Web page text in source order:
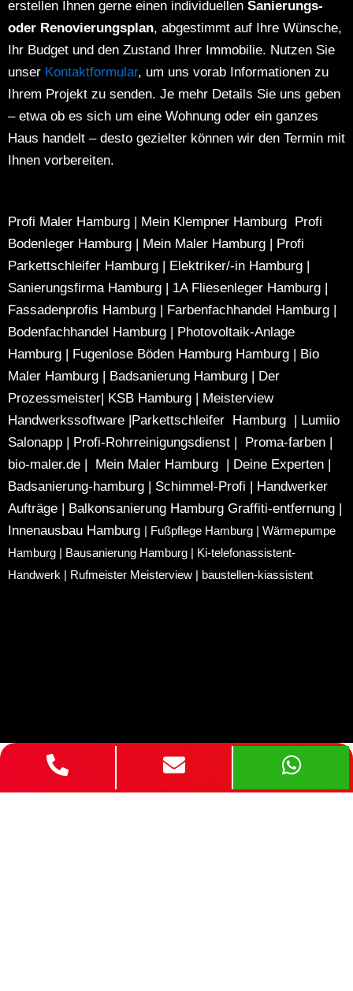
erstellen Ihnen gerne einen individuellen Sanierungs-
oder Renovierungsplan, abgestimmt auf Ihre Wünsche,
Ihr Budget und den Zustand Ihrer Immobilie. Nutzen Sie
unser Kontaktformular, um uns vorab Informationen zu
Ihrem Projekt zu senden. Je mehr Details Sie uns geben
– etwa ob es sich um eine Wohnung oder ein ganzes
Haus handelt – desto gezielter können wir den Termin mit
Ihnen vorbereiten.
Profi Maler Hamburg | Mein Klempner Hamburg Profi
Bodenleger Hamburg | Mein Maler Hamburg | Profi
Parkettschleifer Hamburg | Elektriker/-in Hamburg |
Sanierungsfirma Hamburg | 1A Fliesenleger Hamburg |
Fassadenprofis Hamburg | Farbenfachhandel Hamburg |
Bodenfachhandel Hamburg | Photovoltaik-Anlage
Hamburg | Fugenlose Böden Hamburg Hamburg | Bio
Maler Hamburg | Badsanierung Hamburg | Der
Prozessmeister| KSB Hamburg | Meisterview
Handwerkssoftware |Parkettschleifer Hamburg | Lumiio
Salonapp | Profi-Rohrreinigungsdienst | Proma-farben |
bio-maler.de | Mein Maler Hamburg | Deine Experten |
Badsanierung-hamburg | Schimmel-Profi | Handwerker
Aufträge | Balkonsanierung Hamburg Graffiti-entfernung |
Innenausbau Hamburg
Fußpflege Hamburg
Wärmepumpe
Hamburg
Bausanierung Hamburg
Ki-telefonassistent-
Handwerk
Rufmeister Meisterview baustellen-kiassistent